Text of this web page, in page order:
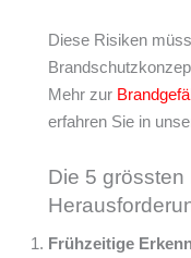
Diese Risiken
Mehr zur
erfahren Sie in
Die 5
Frühzeitige